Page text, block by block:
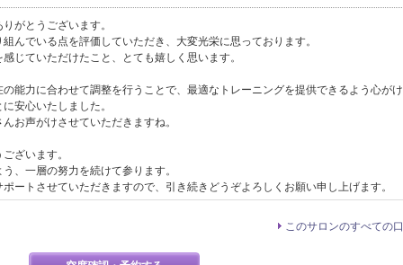
がとうございます。
んでいる点を評価していただき、大変光栄に思っております。
じていただけたこと、とても嬉しく思います。
能力に合わせて調整を行うことで、最適なトレーニングを提供できるよう心がけ
安心いたしました。
お声がけさせていただきますね。
ざいます。
、一層の努力を続けて参ります。
ートさせていただきますので、引き続きどうぞよろしくお願い申し上げます。
このサロンのすべての